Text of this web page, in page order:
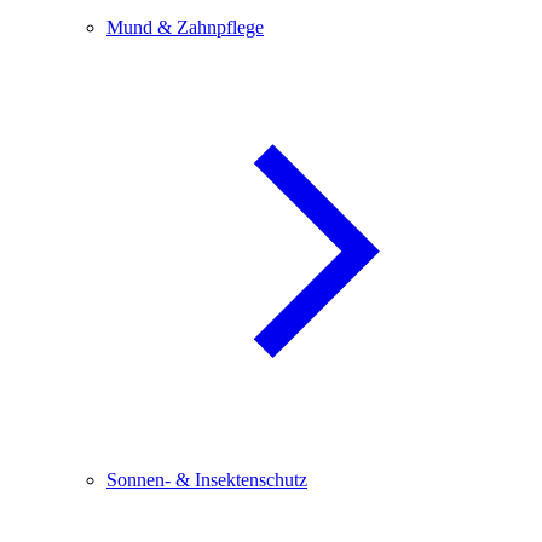
Mund & Zahnpflege
Sonnen- & Insektenschutz